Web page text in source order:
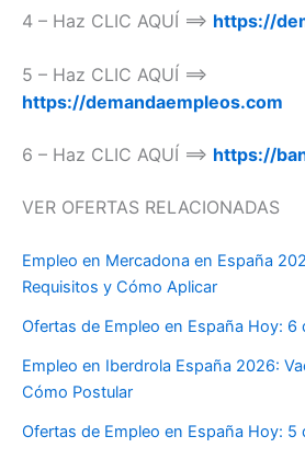
4 – Haz CLIC AQUÍ ==> https://
5 – Haz CLIC AQUÍ ==>
https://demandaempleos.com
6 – Haz CLIC AQUÍ ==> https://
VER OFERTAS RELACIONADAS
Empleo en Mercadona en España
Requisitos y Cómo Aplicar
Ofertas de Empleo en España Hoy:
Empleo en Iberdrola España 2026:
Cómo Postular
Ofertas de Empleo en España Hoy: